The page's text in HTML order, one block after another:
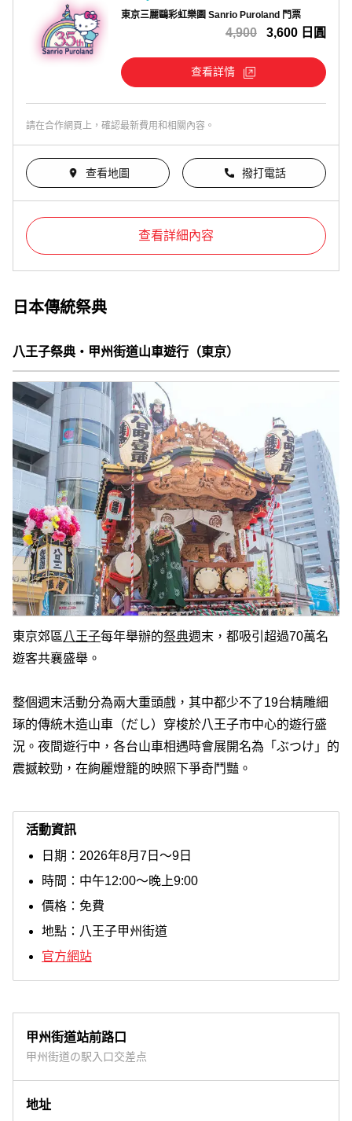
東京三麗鷗彩虹樂園 Sanrio Puroland 門票
4,900 3,600 日圓
查看詳情
請在合作網頁上，確認最新費用和相關內容。
查看地圖 撥打電話
查看詳細內容
日本傳統祭典
八王子祭典‧甲州街道山車遊行（東京）
東京郊區 八王子每年舉辦的祭典週末，都吸引超過70萬名
遊客共襄盛舉。
整個週末活動分為兩大重頭戲，其中都少不了19台精雕細
琢的傳統木造山車（だし）穿梭於八王子市中心的遊行盛
況。夜間遊行中，各台山車相遇時會展開名為「ぶつけ」的
震撼較勁，在絢麗燈籠的映照下爭奇鬥豔。
活動資訊
日期：2026年8月7日～9日
時間：中午12:00～晚上9:00
價格：免費
地點：八王子甲州街道
官方網站
甲州街道站前路口
甲州街道の駅入口交差点
地址